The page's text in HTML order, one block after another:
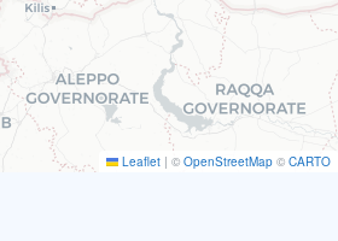
Leaflet | © OpenStreetMap © CARTO